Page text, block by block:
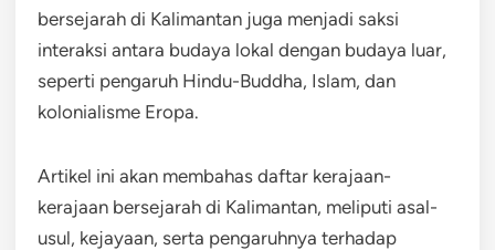
bersejarah di Kalimantan juga menjadi saksi
interaksi antara budaya lokal dengan budaya luar,
seperti pengaruh Hindu-Buddha, Islam, dan
kolonialisme Eropa.
Artikel ini akan membahas daftar kerajaan-
kerajaan bersejarah di Kalimantan, meliputi asal-
usul, kejayaan, serta pengaruhnya terhadap